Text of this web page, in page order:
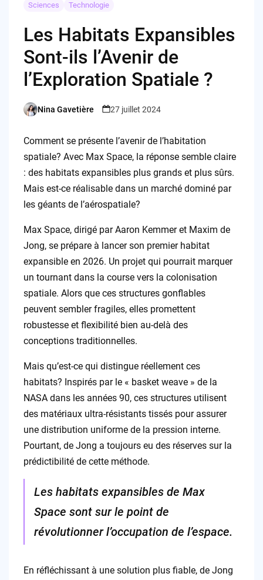
Sciences
Technologie
Les Habitats Expansibles
Sont-ils l’Avenir de
l’Exploration Spatiale ?
Posted
Nina Gavetière 27 juillet 2024
Comment se présente l’avenir de l’habitation
spatiale? Avec Max Space, la réponse semble claire
: des habitats expansibles plus grands et plus sûrs.
Mais est-ce réalisable dans un marché dominé par
les géants de l’aérospatiale?
Max Space, dirigé par Aaron Kemmer et Maxim de
Jong, se prépare à lancer son premier habitat
expansible en 2026. Un projet qui pourrait marquer
un tournant dans la course vers la colonisation
spatiale. Alors que ces structures gonflables
peuvent sembler fragiles, elles promettent
robustesse et flexibilité bien au-delà des
conceptions traditionnelles.
Mais qu’est-ce qui distingue réellement ces
habitats? Inspirés par le « basket weave » de la
NASA dans les années 90, ces structures utilisent
des matériaux ultra-résistants tissés pour assurer
une distribution uniforme de la pression interne.
Pourtant, de Jong a toujours eu des réserves sur la
prédictibilité de cette méthode.
Les habitats expansibles de Max
Space sont sur le point de
révolutionner l’occupation de l’espace.
En réfléchissant à une solution plus fiable, de Jong